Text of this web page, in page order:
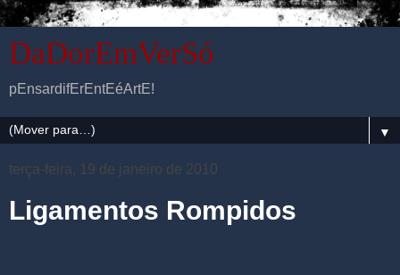
DaDorEmVerSó
pEnsardifErEntEéArtE!
▼
terça-feira, 19 de janeiro de 2010
Ligamentos Rompidos